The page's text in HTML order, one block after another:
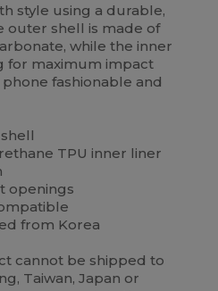
style using a durable,
outer shell is made of
while the inner
for maximum impact
fashionable and
TPU inner liner
openings
from Korea
cannot be shipped to
Taiwan, Japan or